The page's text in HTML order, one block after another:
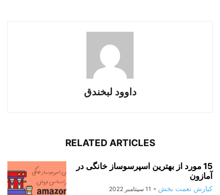
داوود لبخندق
RELATED ARTICLES
15 مورد از بهترین اسپرسوساز خانگی در
آمازون
کیارش نعمت بخش - 11 سپتامبر 2022